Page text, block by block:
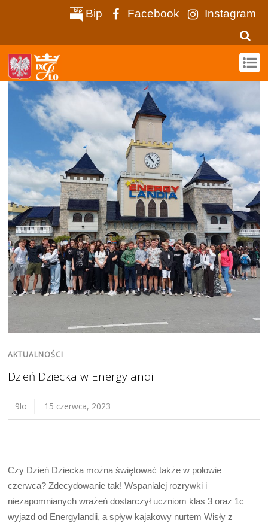
Bip Facebook Instagram
AKTUALNOŚCI
Dzień Dziecka w Energylandii
9lo 15 czerwca, 2023
Czy Dzień Dziecka można świętować także w połowie
czerwca? Zdecydowanie tak! Wspaniałej rozrywki i
niezapomnianych wrażeń dostarczył uczniom klas 3 oraz 1c
wyjazd od Energylandii, a spływ kajakowy nurtem Wisły z